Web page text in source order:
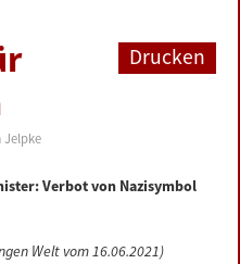
Drucken
Jelpke
Verbot von Nazisymbol
Welt vom 16.06.2021)